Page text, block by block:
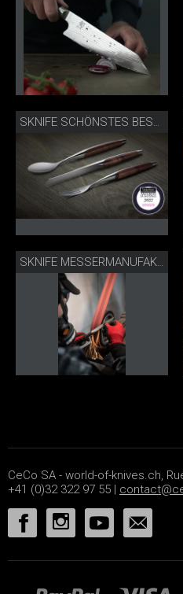
CeCo SA - world-of-knives.ch,
+41 (0)32 322 97 55 |